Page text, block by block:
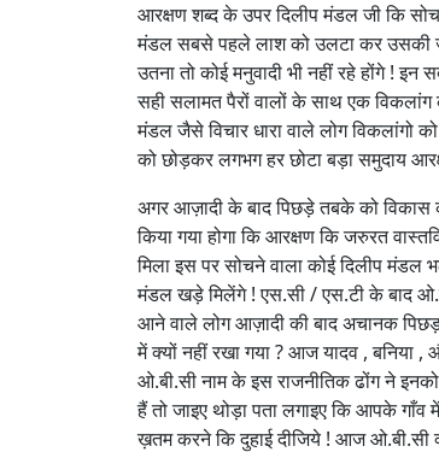
आरक्षण शब्द के उपर दिलीप मंडल जी कि
मंडल सबसे पहले लाश को उलटा कर उसकी
उतना तो कोई मनुवादी भी नहीं रहे होंगे ! इन
सही सलामत पैरों वालों के साथ एक
मंडल जैसे विचार धारा वाले लोग विकलांगो
को छोड़कर लगभग हर छोटा बड़ा समुदाय
अगर आज़ादी के बाद पिछड़े तबके को विकास
किया गया होगा कि आरक्षण कि जरुरत
मिला इस पर सोचने वाला कोई दिलीप मंडल
मंडल खड़े मिलेंगे ! एस.सी / एस.टी के बाद
आने वाले लोग आज़ादी की बाद अचानक
में क्यों नहीं रखा गया ? आज यादव , बनिया
ओ.बी.सी नाम के इस राजनीतिक ढोंग ने
हैं तो जाइए थोड़ा पता लगाइए कि आपके
ख़तम करने कि दुहाई दीजिये ! आज ओ.बी.सी